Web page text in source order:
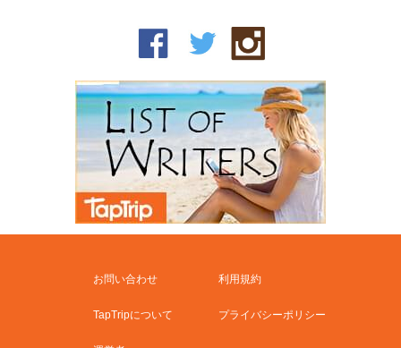
お問い合わせ 利用規約
TapTripについて プライバシーポリシー